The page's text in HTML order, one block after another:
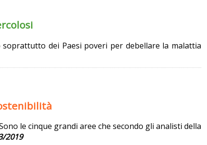
dei Paesi poveri per debellare la malattia
le cinque grandi aree che secondo gli analisti della
2019